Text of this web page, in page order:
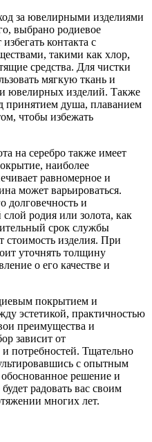
за ювелирными изделиями
выбрано родиевое
контакта с
такими как хлор,
средства. Для чистки
мягкую ткань и
ювелирных изделий. Также
принятием душа, плаванием
чтобы избежать
на серебро также имеет
наиболее
равномерное и
может варьироваться.
долговечность и
слой родия или золота, как
срок службы
стоимость изделия. При
уточнять толщину
о его качестве и
покрытием и
эстетикой, практичностью
преимущества и
зависит от
потребностей. Тщательно
с опытным
решение и
радовать вас своим
многих лет.